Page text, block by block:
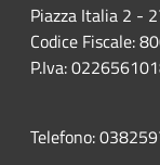
Piazza Italia 2 -
Codice Fiscale:
P.Iva:
Telefono: